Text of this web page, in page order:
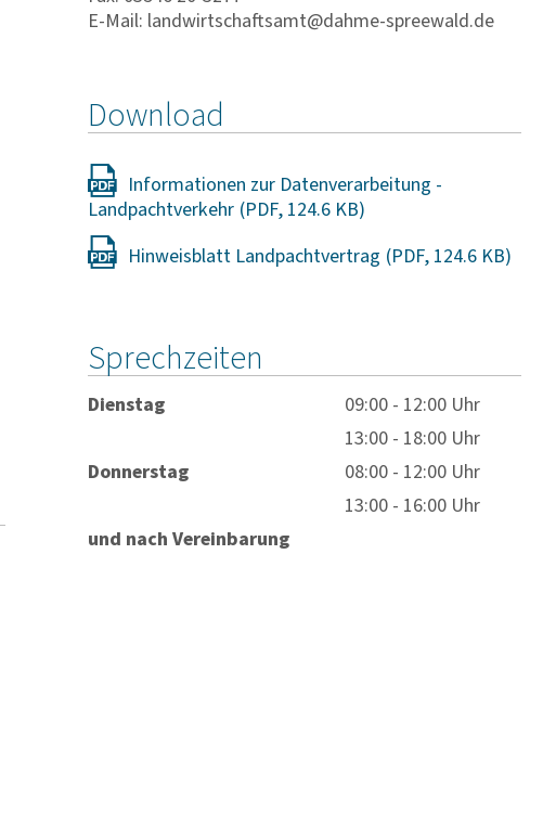
E-Mail: landwirtschaftsamt@dahme-spreewald.de
Download
Informationen zur Datenverarbeitung -
Landpachtverkehr
Hinweisblatt Landpachtvertrag
Sprechzeiten
Dienstag
09:00 - 12:00 Uhr
13:00 - 18:00 Uhr
Donnerstag
08:00 - 12:00 Uhr
13:00 - 16:00 Uhr
und nach Vereinbarung